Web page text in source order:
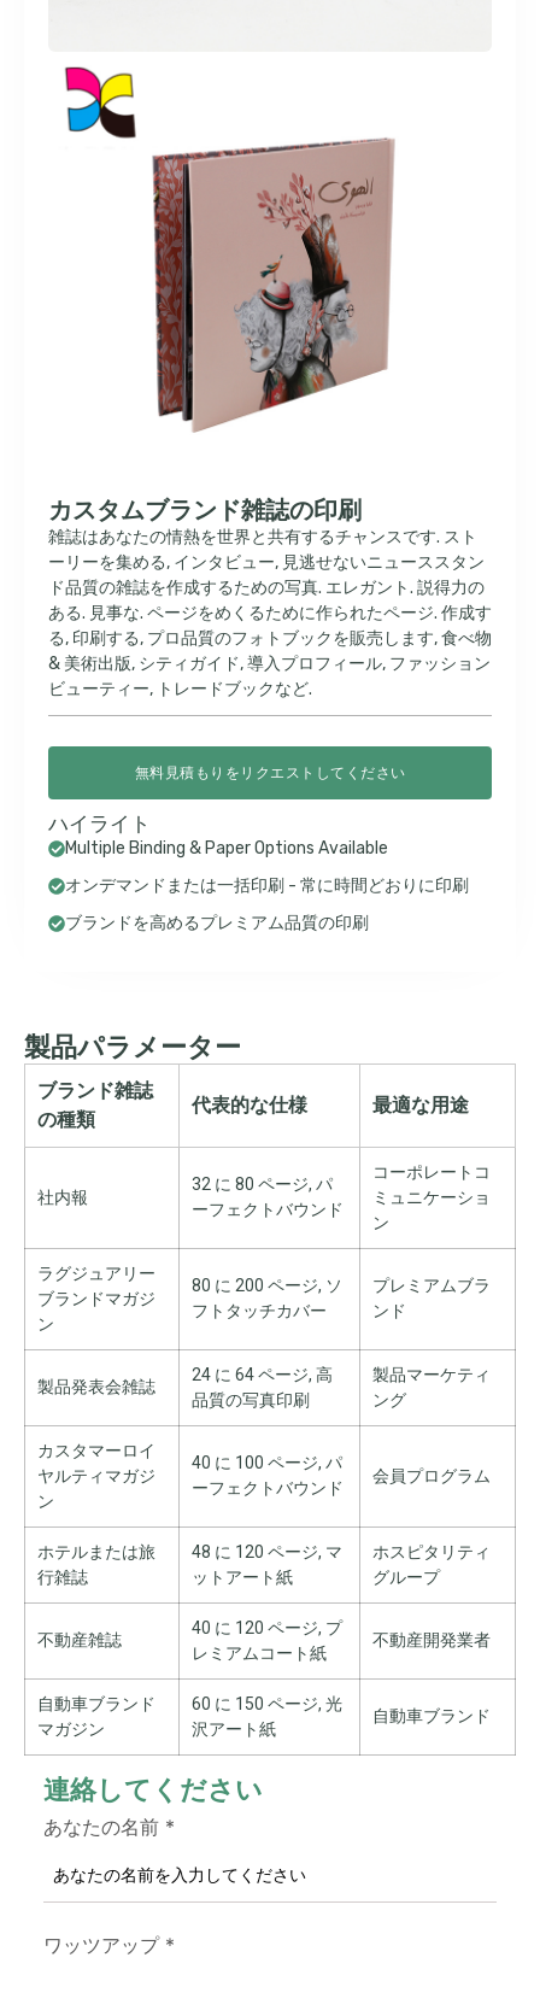
カスタムブランド雑誌の印刷
雑誌はあなたの情熱を世界と共有するチャンスです. スト
ーリーを集める, インタビュー, 見逃せないニューススタン
ド品質の雑誌を作成するための写真. エレガント. 説得力の
ある. 見事な. ページをめくるために作られたページ. 作成す
る, 印刷する, プロ品質のフォトブックを販売します, 食べ物
& 美術出版, シティガイド, 導入プロフィール, ファッション
ビューティー, トレードブックなど.
無料見積もりをリクエストしてください
ハイライト
Multiple Binding & Paper Options Available
オンデマンドまたは一括印刷 - 常に時間どおりに印刷
ブランドを高めるプレミアム品質の印刷
製品パラメーター
ブランド雑誌
の種類
代表的な仕様 最適な用途
社内報
32 に 80 ページ, パ
ーフェクトバウンド
コーポレートコ
ミュニケーショ
ン
ラグジュアリー
ブランドマガジ
ン
80 に 200 ページ, ソ
フトタッチカバー
プレミアムブラ
ンド
製品発表会雑誌
24 に 64 ページ, 高
品質の写真印刷
製品マーケティ
ング
カスタマーロイ
ヤルティマガジ
ン
40 に 100 ページ, パ
ーフェクトバウンド
会員プログラム
ホテルまたは旅
行雑誌
48 に 120 ページ, マ
ットアート紙
ホスピタリティ
グループ
不動産雑誌
40 に 120 ページ, プ
レミアムコート紙
不動産開発業者
自動車ブランド
マガジン
60 に 150 ページ, 光
沢アート紙
自動車ブランド
連絡してください
あなたの名前 *
ワッツアップ *